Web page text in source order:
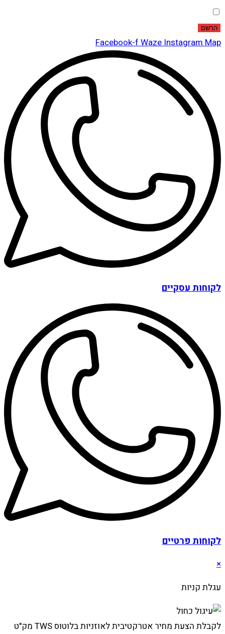
הרשם
Facebook-f Waze Instagram Map
לקוחות עסקיים
לקוחות פרטיים
×
עגלת קניות
לקבלת הצעת מחיר אטרקטיבית לאוזניות בלוטוס TWS מק"ט